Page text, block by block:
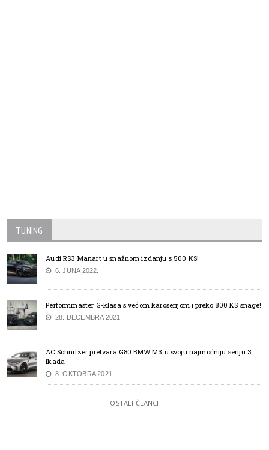
TUNING
Audi RS3 Manart u snažnom izdanju s 500 KS!
6. JUNA 2022.
Performmaster G-klasa s većom karoserijom i preko 800 KS snage!
28. DECEMBRA 2021.
AC Schnitzer pretvara G80 BMW M3 u svoju najmoćniju seriju 3
ikada
8. OKTOBRA 2021.
OSTALI ČLANCI